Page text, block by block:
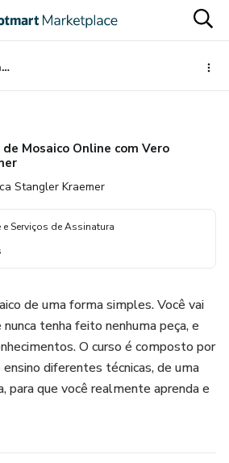
Curso de Mosaico Online com Vero Kraemer
de Mosaico Online com Vero
Stangler Kraemer
Serviços de Assinatura
de uma forma simples. Você vai
tenha feito nenhuma peça, e
O curso é composto por
diferentes técnicas, de uma
para que você realmente aprenda e